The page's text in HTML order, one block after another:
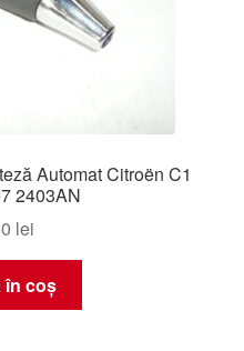
Automat Citroën C1
2403AN
lei
în coș